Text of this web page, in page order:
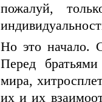
пожалуй,
Но это начало.
Перед братьями
мира,
их и их